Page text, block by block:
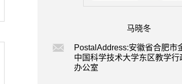
马晓冬
PostalAddress:安徽省合肥市
中国科学技术大学东区教学行
办公室